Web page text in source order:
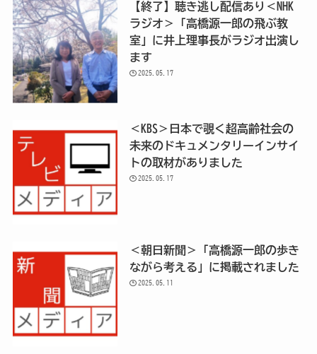
【終了】聴き逃し配信あり＜NHK
ラジオ＞「高橋源一郎の飛ぶ教
室」に井上理事長がラジオ出演し
ます
2025.05.17
＜KBS＞日本で覗く超高齢社会の
未来のドキュメンタリーインサイ
トの取材がありました
2025.05.17
＜朝日新聞＞「高橋源一郎の歩き
ながら考える」に掲載されました
2025.05.11